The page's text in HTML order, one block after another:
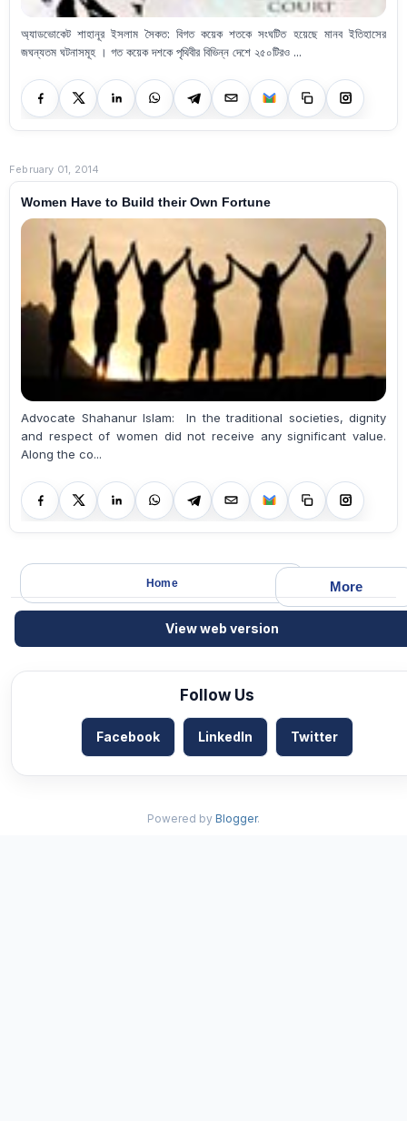
অ্যাডভোকেট শাহানূর ইসলাম সৈকত: বিগত কয়েক শতকে সংঘটিত হয়েছে মানব ইতিহাসের
জঘন্যতম ঘটনাসমূহ । গত কয়েক দশকে পৃথিবীর বিভিন্ন দেশে ২৫০টিরও ...
February 01, 2014
Women Have to Build their Own Fortune
Advocate Shahanur Islam: In the traditional societies, dignity
and respect of women did not receive any significant value.
Along the co...
More
Home
View web version
Follow Us
Facebook LinkedIn Twitter
Powered by Blogger.